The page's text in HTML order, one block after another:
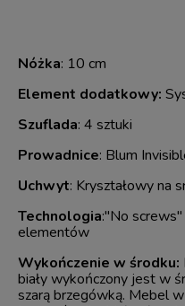
Nóżka: 10 cm
Element dodatkowy:
Szuflada: 4 sztuki
Prowadnice: Blum
Uchwyt: Kryształowy na
Technologia:"No screws"
elementów
Wykończenie w środku:
biały wykończony jest w
szarą brzegówką. Mebel